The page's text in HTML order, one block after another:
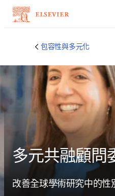
包容性與多元化
多元共融顧問
改善全球學術研究中的性